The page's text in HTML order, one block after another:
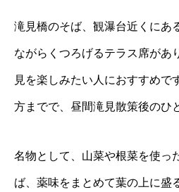
滝見橋のそば、観瀑台近くにあ
ながらくつろげるテラス席があ
見を楽しみたい人におすすめで
方までで、昼間滝見散策後のひ
名物として、山菜や根菜を使っ
ば、薬味をまとめて葉の上に盛